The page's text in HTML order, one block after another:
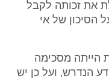
את זכותה לקבל
הסיכון של אי
הייתה מסכימה
הנדרש, ועל כן יש